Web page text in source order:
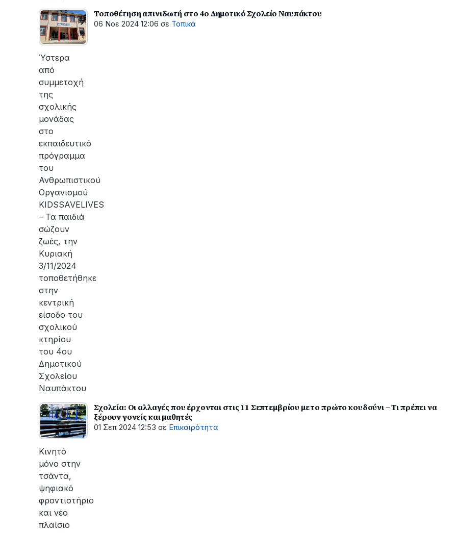
Τοποθέτηση απινιδωτή στο 4ο Δημοτικό Σχολείο Ναυπάκτου
06 Νοε 2024 12:06 σε Τοπικά
Ύστερα
από
συμμετοχή
της
σχολικής
μονάδας
στο
εκπαιδευτικό
πρόγραμμα
του
Ανθρωπιστικού
Οργανισμού
KIDSSAVELIVES
– Τα παιδιά
σώζουν
ζωές, την
Κυριακή
3/11/2024
τοποθετήθηκε
στην
κεντρική
είσοδο του
σχολικού
κτηρίου
του 4ου
Δημοτικού
Σχολείου
Ναυπάκτου
Σχολεία: Οι αλλαγές που έρχονται στις 11 Σεπτεμβρίου με το πρώτο κουδούνι – Τι πρέπει να
ξέρουν γονείς και μαθητές
01 Σεπ 2024 12:53 σε Επικαιρότητα
Κινητό
μόνο στην
τσάντα,
ψηφιακό
φροντιστήριο
και νέο
πλαίσιο